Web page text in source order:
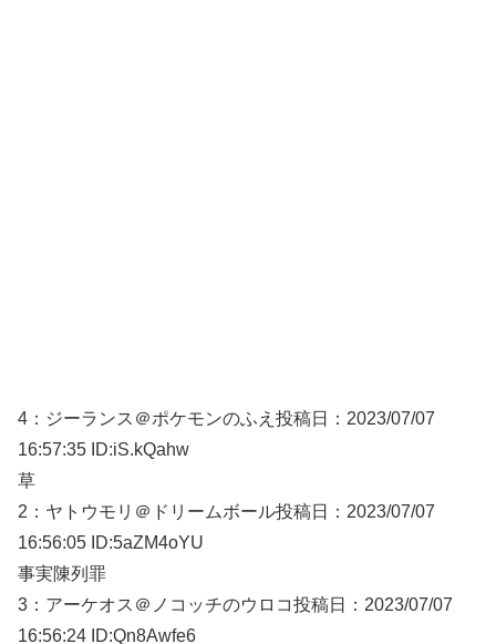
4： ジーランス＠ポケモンのふえ 投稿日：2023/07/07
16:57:35 ID:iS.kQahw
草
2： ヤトウモリ＠ドリームボール投稿日：2023/07/07
16:56:05 ID:5aZM4oYU
事実陳列罪
3： アーケオス＠ノコッチのウロコ投稿日：2023/07/07
16:56:24 ID:Qn8Awfe6